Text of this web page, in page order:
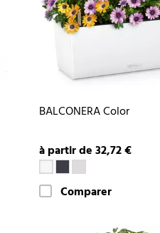
BALCONERA Color
à partir de 32,72 €
Comparer